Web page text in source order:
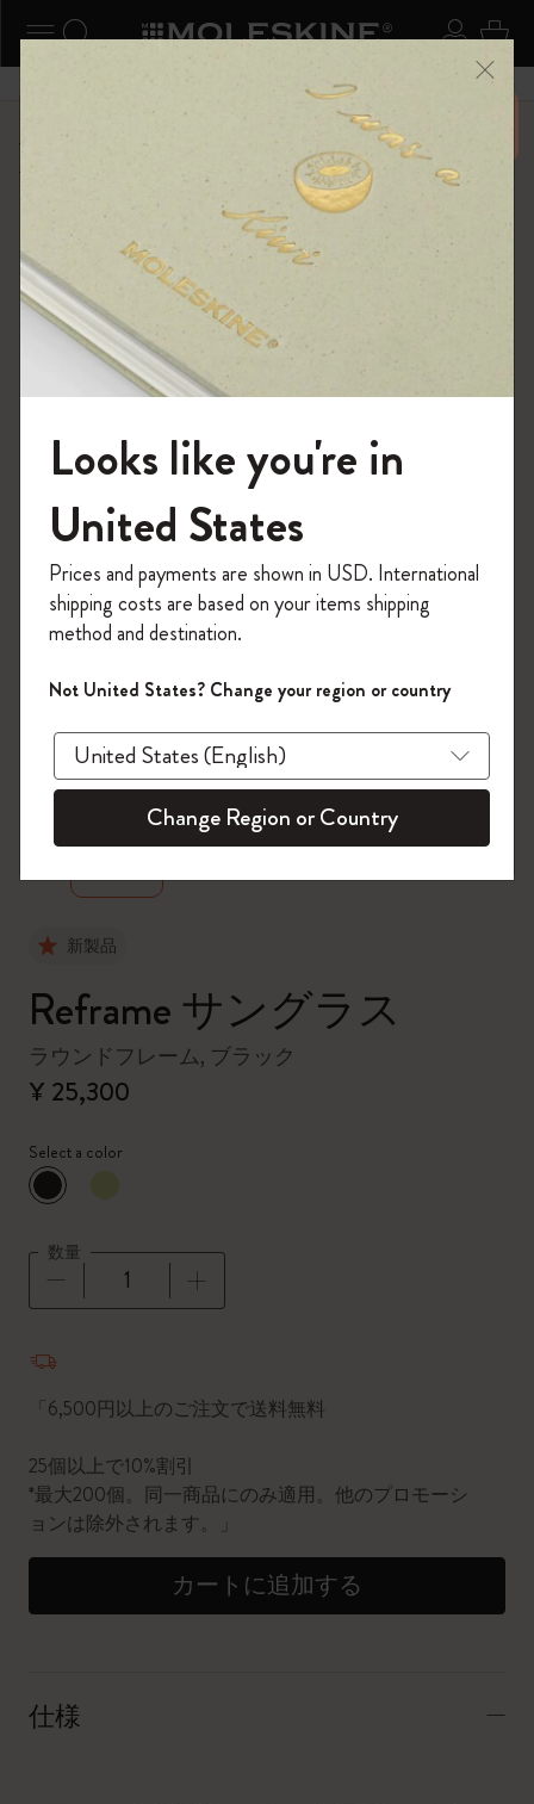
ナビゲーションの切替 ログ
検索 (キーワードなど) カ
6,500円以上のご購入で送料無料 メニ
ーを閉じる
ショップ
Reframe サングラス
zoom.cta
新製品
Reframe サングラス
ラウンドフレーム, ブラック
¥ 25,300
Select a color
選択済
*選択したカラー
数量
「6,500円以上のご注文で送料無料
25個以上で10%割引
*最大200個。同一商品にのみ適用。他のプロモーシ
ョンは除外されます。」
カートに追加する
仕様
モレスキンの世界へようこそ
「WELCOME10」を入力すると、初回注
文が10%オフ＋送料無料になります。セ
ール・アウトレット品は適用外。
Moleskineアカウントを作成して限定オフ
ァーや会員特典、さらに多くのインスピ
レーションを手に入れましょう。
今すぐ会員登録 !
Looks like you're in
United States
Prices and payments are shown in USD. International
shipping costs are based on your items shipping
method and destination.
Not United States? Change your region or country
Change Region or Country